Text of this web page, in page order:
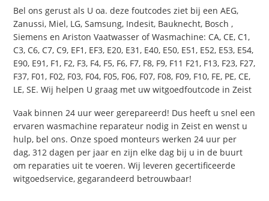
Bel ons gerust als U oa. deze foutcodes ziet bij een AEG,
Zanussi, Miel, LG, Samsung, Indesit, Bauknecht, Bosch ,
Siemens en Ariston Vaatwasser of Wasmachine: CA, CE, C1,
C3, C6, C7, C9, EF1, EF3, E20, E31, E40, E50, E51, E52, E53, E54,
E90, E91, F1, F2, F3, F4, F5, F6, F7, F8, F9, F11 F21, F13, F23, F27,
F37, F01, F02, F03, F04, F05, F06, F07, F08, F09, F10, FE, PE, CE,
LE, SE. Wij helpen U graag met uw witgoedfoutcode in Zeist
Vaak binnen 24 uur weer gerepareerd! Dus heeft u snel een
ervaren wasmachine reparateur nodig in Zeist en wenst u
hulp, bel ons. Onze spoed monteurs werken 24 uur per
dag, 312 dagen per jaar en zijn elke dag bij u in de buurt
om reparaties uit te voeren. Wij leveren gecertificeerde
witgoedservice, gegarandeerd betrouwbaar!